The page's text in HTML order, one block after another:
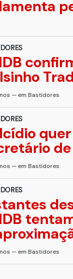
— em Bastidores
— em Bastidores
— em Bastidores